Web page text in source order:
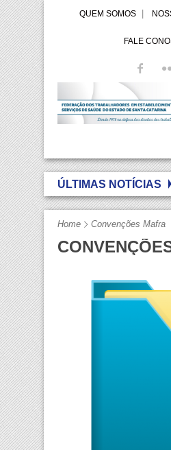
QUEM SOMOS
FALE
ÚLTIMAS NOTÍCIAS
Home Convenções Mafra